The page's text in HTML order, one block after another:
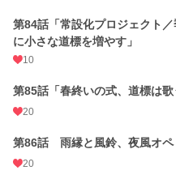
第84話「常設化プロジェクト
に小さな道標を増やす」
10
第85話「春終いの式、道標は歌
20
第86話 雨縁と風鈴、夜風オペ
20